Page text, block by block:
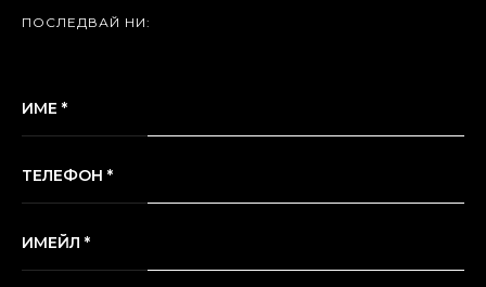
ПОСЛЕДВАЙ НИ:
ИМЕ *
ТЕЛЕФОН *
ИМЕЙЛ *